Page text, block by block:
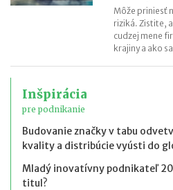
Môže priniesť
riziká. Zistite,
cudzej mene
krajiny a ako
Inšpirácia
pre podnikanie
Budovanie značky v tabu
kvality a distribúcie vyústi do
Mladý inovatívny podnikateľ
titul?